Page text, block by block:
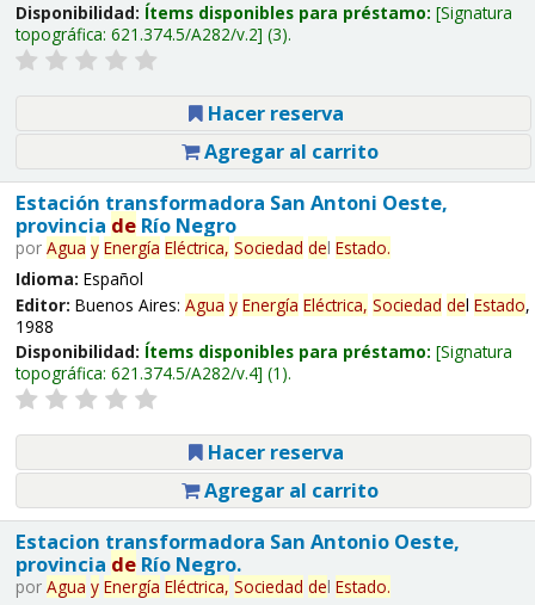
Disponibilidad: Ítems disponibles para préstamo: Signatura
topográfica: 621.374.5/A282/v.2 (3).
Hacer reserva
Agregar al carrito
Estación transformadora San Antoni Oeste,
provincia deRío Negro
por Agua y Energía Eléctrica, Sociedad del Estado.
Idioma: Español
Editor: Buenos Aires: Agua y Energía Eléctrica, Sociedad del Estado,
1988
Disponibilidad: Ítems disponibles para préstamo: Signatura
topográfica: 621.374.5/A282/v.4 (1).
Hacer reserva
Agregar al carrito
Estacion transformadora San Antonio Oeste,
provincia deRío Negro.
por Agua y Energía Eléctrica, Sociedad del Estado.